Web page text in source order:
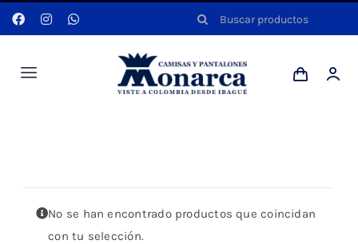
Saltar
al
Buscar:
Toggle
Dotaciones
No se han encontrado productos que coincidan
con tu selección.